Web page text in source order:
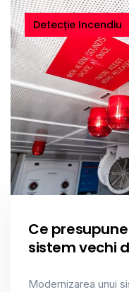
Detecție Incendiu
Ce
sistem vechi
Modernizarea unui